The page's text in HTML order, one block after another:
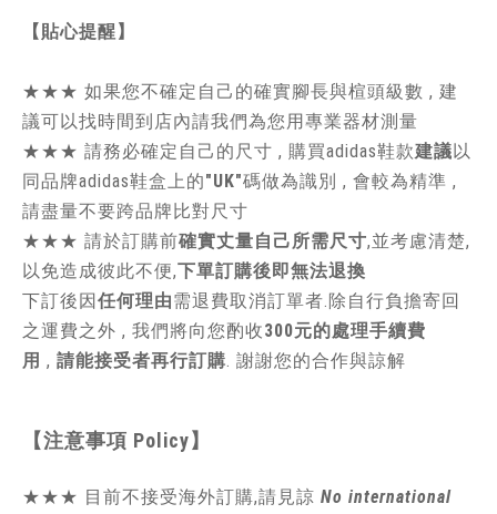
【貼心提醒】
★★★ 如果您不確定自己的確實腳長與楦頭級數 , 建
議可以找時間到店內請我們為您用專業器材測量
★★★ 請務必確定自己的尺寸 , 購買adidas鞋款建議以
同品牌adidas鞋盒上的"UK"碼做為識別 , 會較為精準 ,
請盡量不要跨品牌比對尺寸
★★★ 請於訂購前確實丈量自己所需尺寸,並考慮清楚,
以免造成彼此不便,下單訂購後即無法退換
下訂後因任何理由需退費取消訂單者.除自行負擔寄回
之運費之外 , 我們將向您酌收300元的處理手續費
用 , 請能接受者再行訂購. 謝謝您的合作與諒解
【注意事項 Policy】
★★★ 目前不接受海外訂購,請見諒 No international